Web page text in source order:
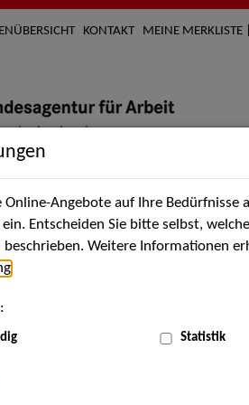
KONTAKT MEINE
Künstler*innen Über uns
Angebote auf Ihre Bedürfnisse
Entscheiden Sie bitte selbst,
Weitere Informationen
Statistik